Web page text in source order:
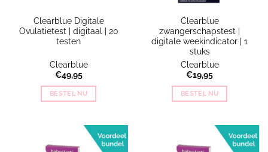
Clearblue Digitale
Ovulatietest | digitaal | 20
testen
Clearblue
€49,95
BESTEL NU
Clearblue
zwangerschapstest |
digitale weekindicator | 1
stuks
Clearblue
€19,95
BESTEL NU